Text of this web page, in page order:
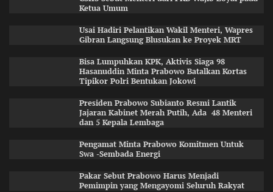
Ketua Umum
Usai Hadiri Pelantikan Wakil Menteri, Wapres
Gibran Langsung Blusukan ke Proyek MRT
Bisa Lumpuhkan KPK, Aktivis Siaga 98
Hasanuddin Minta Prabowo Batalkan Kortas
Tipikor Polri Bentukan Jokowi
Presiden Prabowo Subianto Resmi Lantik
Jajaran Kabinet Merah Putih, Ada 48 Menteri
dan 5 Kepala Lembaga
Pengamat Minta Prabowo Komitmen Untuk
Swa -Sembada Energi
Pakar Sebut Prabowo Harus Menjadi
Pemimpin yang Mengayomi Seluruh Rakyat